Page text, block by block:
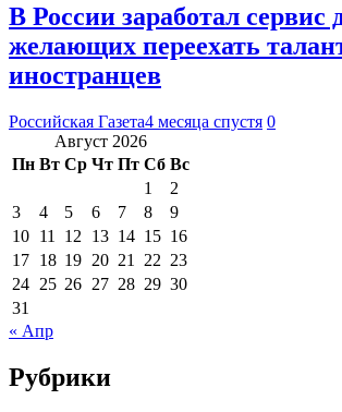
В России заработал сервис
желающих переехать
иностранцев
Российская Газета4 месяца спустя 0
Август 2026
Пн Вт Ср Чт Пт Сб Вс
1
2
3
4 5 6 7 8
9
10 11 12 13 14 15 16
17 18 19 20 21 22 23
24 25 26 27 28 29 30
31
« Апр
Рубрики